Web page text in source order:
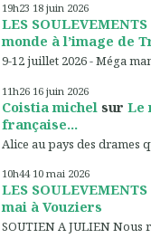
19h23 18 juin 2026
LES
monde à l’image de
9-12 juillet 2026 - Méga
11h26 16 juin 2026
Coistia michel sur Le
française...
Alice au pays des drames
10h44 10 mai 2026
LES
mai à Vouziers
SOUTIEN A JULIEN